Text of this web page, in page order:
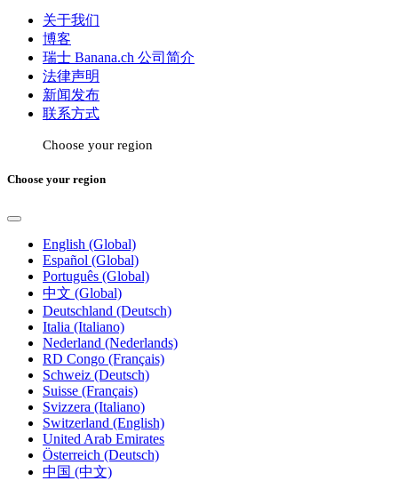
关于我们
博客
瑞士 Banana.ch 公司简介
法律声明
新闻发布
联系方式
Choose your region
Choose your region
English (Global)
Español (Global)
Português (Global)
中文 (Global)
Deutschland (Deutsch)
Italia (Italiano)
Nederland (Nederlands)
RD Congo (Français)
Schweiz (Deutsch)
Suisse (Français)
Svizzera (Italiano)
Switzerland (English)
United Arab Emirates
Österreich (Deutsch)
中国 (中文)